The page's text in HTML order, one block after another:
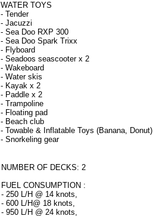
WATER TOYS
- Tender
- Jacuzzi
- Sea Doo RXP 300
- Sea Doo Spark Trixx
- Flyboard
- Seadoos seascooter x 2
- Wakeboard
- Water skis
- Kayak x 2
- Paddle x 2
- Trampoline
- Floating pad
- Beach club
- Towable & Inflatable Toys (Banana, Donut)
- Snorkeling gear
NUMBER OF DECKS: 2
FUEL CONSUMPTION :
- 250 L/H @ 14 knots,
- 600 L/H@ 18 knots,
- 950 L/H @ 24 knots,